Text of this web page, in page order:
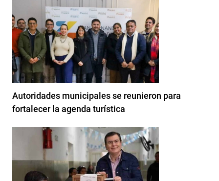
Autoridades municipales se reunieron para
fortalecer la agenda turística